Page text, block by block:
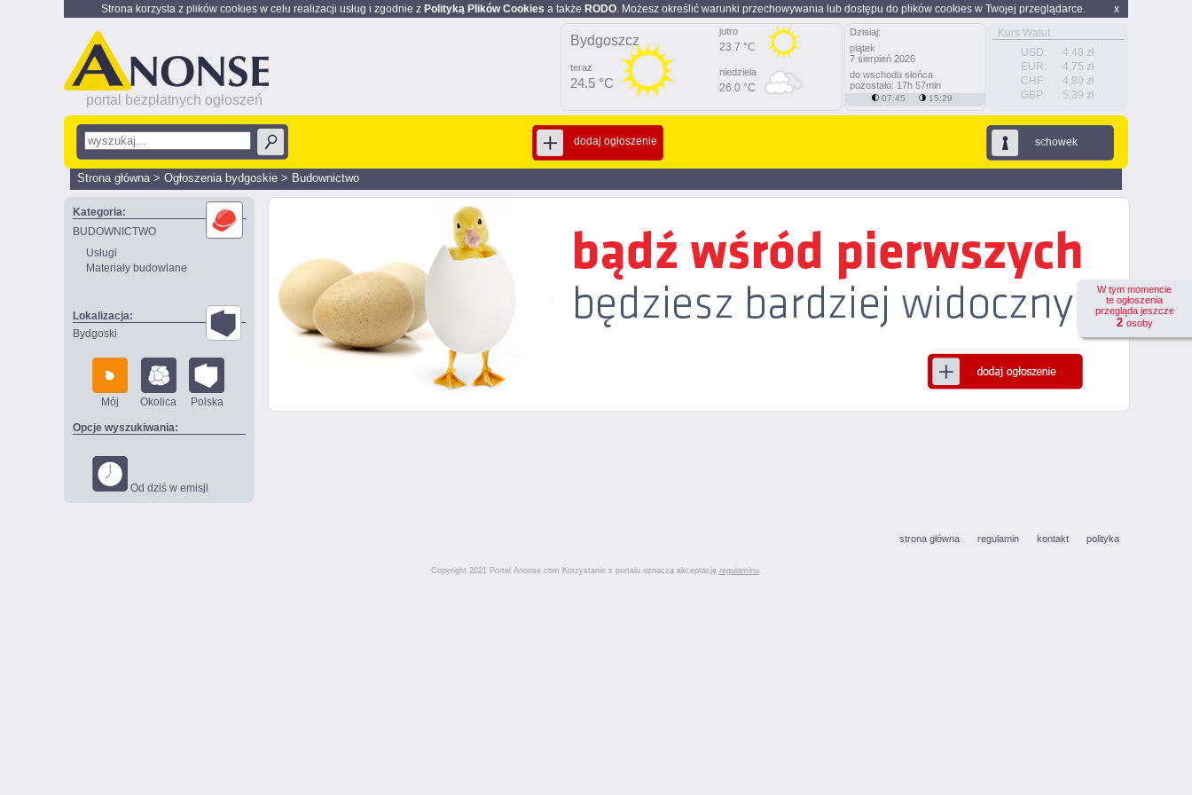
x
Strona korzysta z plików cookies w celu realizacji usług i zgodnie z Polityką Plików Cookies a także RODO. Możesz określić warunki przechowywania lub dostępu do plików cookies w Twojej przeglądarce.
portal bezpłatnych ogłoszeń
Kurs Walut
USD:
4,48 zł
EUR:
4,75 zł
CHF:
4,80 zł
GBP:
5,39 zł
Bydgoszcz
teraz
24.5 °C
jutro
23.7 °C
niedziela
26.0 °C
Dzisiaj:
piątek
7 sierpień 2026
do wschodu słońca
pozostało: 17h 57min
07:45 15:29
schowek
dodaj ogłoszenie
Strona główna> Ogłoszenia bydgoskie > Budownictwo
Kategoria:
BUDOWNICTWO
Usługi
Materiały budowlane
Lokalizacja:
Bydgoski
Mój Okolica Polska
Opcje wyszukiwania:
Od dziś w emisji
W tym momencie
te ogłoszenia
przegląda jeszcze
2 osoby
strona główna regulamin kontakt polityka
Copyright 2021 Portal Anonse.com Korzystanie z portalu oznacza akceptację regulaminu.